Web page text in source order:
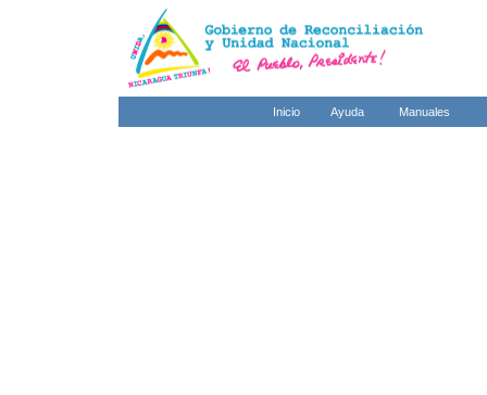
Inicio Ayuda Manuales